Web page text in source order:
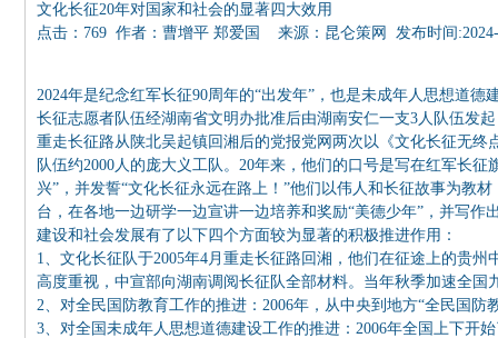
文化长征20年对国家和社会的显著四大效用
点击：769 作者：曹增平 郑爱国 来源：昆仑策网 发布时间:2024-
2024年是纪念红军长征90周年的“出发年”，也是未成年人思想道
长征志愿者队伍经湖南省文明办批准后由湖南安仁一支3人队伍发
重走长征路从陕北吴起镇回湘后的党报党网两次以《文化长征无
队伍约2000人的庞大义工队。20年来，他们的口号是写在红军长
兴”，并发誓“文化长征永远在路上！”他们以伟人和长征故事为教
台，在各地一边研学一边宣讲一边培养和奖励“美德少年”，并写
建设和社会发展有了以下四个方面较为显著的积极推进作用：
1、文化长征队于2005年4月重走长征路回湘，他们在征途上的贵
高度重视，中宣部向湖南调阅长征队全部材料。当年秋季加速全国
2、对全民国防教育工作的推进：2006年，从中央到地方“全民国防
3、对全国未成年人思想道德建设工作的推进：2006年全国上下开